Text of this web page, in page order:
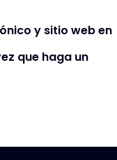
y sitio web en
que haga un